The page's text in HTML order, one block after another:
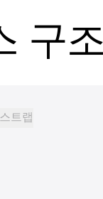
구조
스트랩